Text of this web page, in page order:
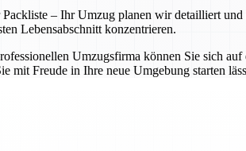
– Ihr Umzug planen wir detailliert
Lebensabschnitt konzentrieren.
Umzugsfirma können Sie sich
mit Freude in Ihre neue Umgebung starten